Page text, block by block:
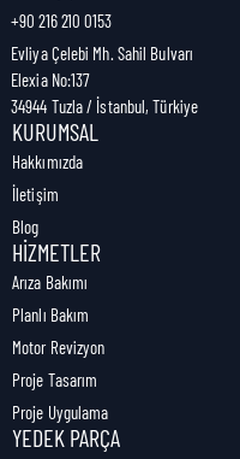
Nakliye Ağırlığı:
+90 216 210 0153
Evliya Çelebi Mh. Sahil Bulvarı
Elexia No:137
34944 Tuzla / İstanbul, Türkiye
KURUMSAL
Hakkımızda
İletişim
Blog
HIZMETLER
Arıza Bakımı
Planlı Bakım
Motor Revizyon
Proje Tasarım
Proje Uygulama
YEDEK PARÇA